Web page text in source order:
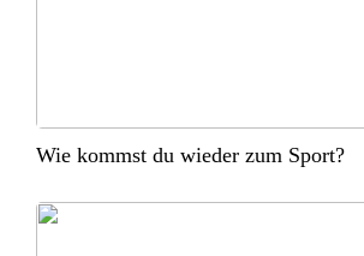
Wie kommst du wieder zum Sport?